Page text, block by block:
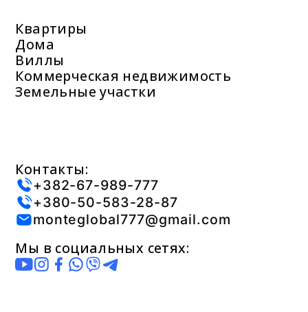
Квартиры
Дома
Виллы
Коммерческая недвижимость
Земельные участки
Контакты:
+382-67-989-777
+380-50-583-28-87
monteglobal777@gmail.com
Мы в социальных сетях: